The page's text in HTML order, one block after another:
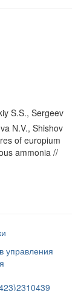
S.S., Sergeev
N.V., Shishov
of europium
ammonia //
управления